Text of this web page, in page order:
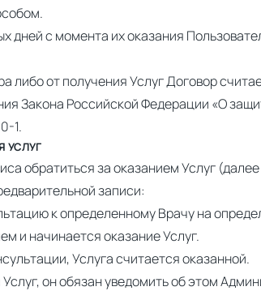
с момента их оказания
либо от получения Услуг Договор
Закона Российской Федерации «О
1.
УСЛУГ
обратиться за оказанием Услуг
записи:
к определенному Врачу на
и начинается оказание Услуг.
Услуга считается оказанной.
он обязан уведомить об этом